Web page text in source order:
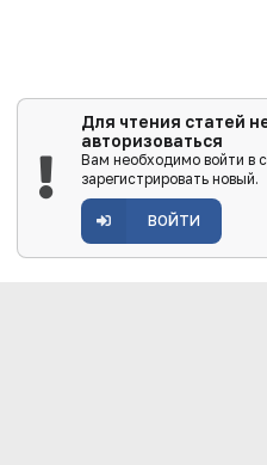
Для чтения статей
авторизоваться
Вам необходимо войти в
зарегистрировать новый.
ВОЙТИ